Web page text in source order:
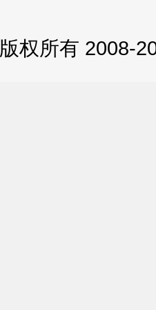
版权所有 2008-